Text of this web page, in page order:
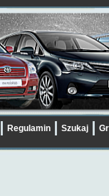
Regulamin Szukaj